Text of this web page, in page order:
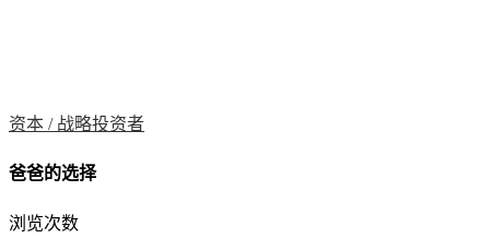
资本 / 战略投资者
爸爸的选择
浏览次数